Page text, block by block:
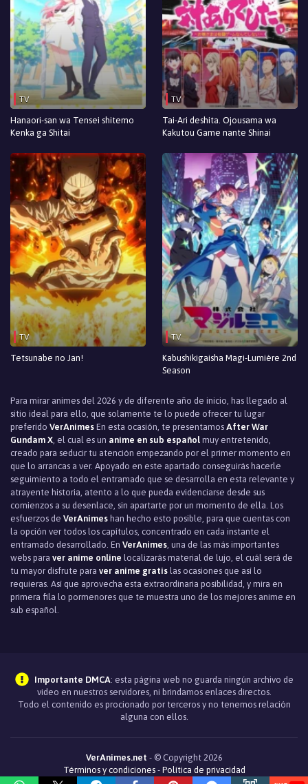
Episodio 20
Episodio 19
Episodio 18
Episodio 17
Episodio 16
Episodio 14
Episodio 13
Episodio 12
Episodio 11
Episodio 10
Episodio 9
Episodio 8
Episodio 6
Episodio 5
Episodio 4
Episodio 3
Episodio 2
Episodio 1
TV
Hanaori-san wa Tensei shitemo
Kenka ga Shitai
TV
Tai-Ari deshita. Ojousama wa
Kakutou Game nante Shinai
TV
Tetsunabe no Jan!
TV
Kabushikigaisha Magi-Lumière 2nd
Season
Para mirar animes del 2026 y de diferente año de inicio, has llegado al
sitio ideal para ello, que solamente te lo puede ofrecer tu lugar
preferido VerAnimes En esta ocasión, te presentamos After War
Gundam X , el cual es un anime en sub español muy entretenido,
creado para seducir tu atención empezando por el primer momento en
que lo arrancas a ver. Apoyado en este apartado conseguirás hacerle
seguimiento a todo el entramado que se desarrolla en esta relevante y
atrayente historia, atento a lo que pueda evidenciarse desde sus
comienzos a su desenlace, sin apartarte por un momento de ella. Los
esfuerzos de VerAnimes han hecho esto posible, para que cuentas con
la opción ver todos los capítulos, concentrado en cada instante el
entramado desarrollado. En VerAnimes , una de las más importantes
webs para ver anime online localizarás material de lujo, el cuál será de
tu mayor disfrute para ver anime gratis las ocasiones que así lo
requieras. Así que aprovecha esta extraordinaria posibilidad, y mira en
primera fila lo pormenores que te muestra uno de los mejores anime en
sub español.
Importante DMCA: esta página web no guarda ningún archivo de
video en nuestros servidores, ni brindamos enlaces directos.
Todo el contenido es procionado por terceros y no tenemos relación
alguna con ellos.
VerAnimes.net - © Copyright 2026
Términos y condiciones- Política de privacidad